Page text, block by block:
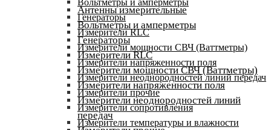
Вольтметры и амперметры
Генераторы
Измерители RLC
Измерители мощности СВЧ (Ваттметры)
Измерители напряженности поля
Измерители неоднородностей линий передач
Измерители прочие
Измерители сопротивления
Измерители температуры и влажности
Антенны измерительные
Вольтметры и амперметры
Генераторы
Измерители RLC
Измерители мощности СВЧ (Ваттметры)
Измерители напряженности поля
Измерители неоднородностей линий
передач